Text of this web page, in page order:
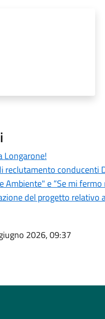
Longarone!
reclutamento conducenti
Ambiente" e “Se mi
del progetto relativo
2026, 09:37